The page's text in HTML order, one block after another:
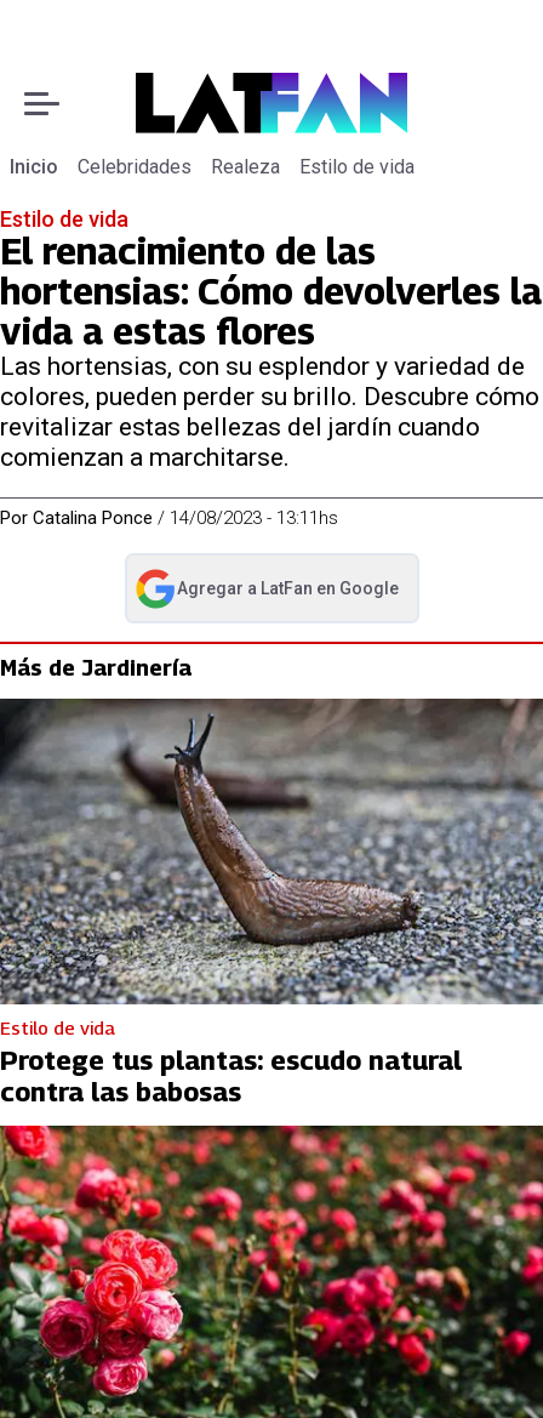
Inicio Celebridades Realeza Estilo de vida
Estilo de vida
El renacimiento de las
hortensias: Cómo devolverles la
vida a estas flores
Las hortensias, con su esplendor y variedad de
colores, pueden perder su brillo. Descubre cómo
revitalizar estas bellezas del jardín cuando
comienzan a marchitarse.
Por Catalina Ponce / 14/08/2023 - 13:11hs
Agregar a LatFan en Google
abre en nueva pestaña
Más de Jardinería
Estilo de vida
Protege tus plantas: escudo natural
contra las babosas